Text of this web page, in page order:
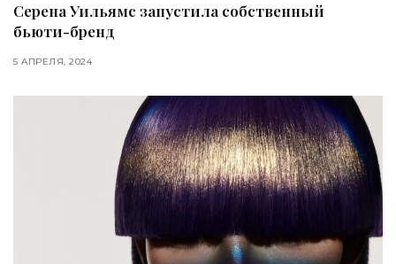
Серена Уильямс запустила собственный
бьюти-бренд
5 АПРЕЛЯ, 2024